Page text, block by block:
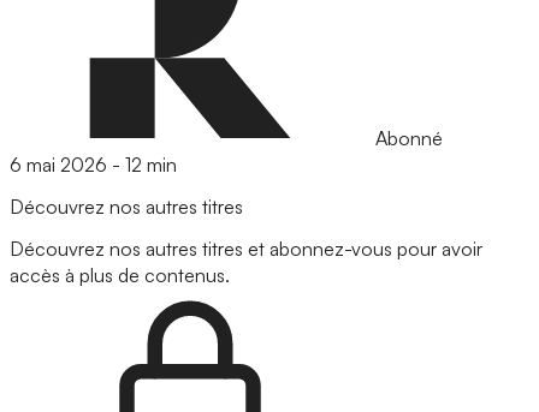
Abonné
6 mai 2026 - 12 min
Découvrez nos autres titres
Découvrez nos autres titres et abonnez-vous pour avoir
accès à plus de contenus.